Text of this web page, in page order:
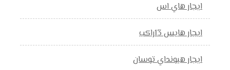
ايجار هاي اس
ايجار هايس 13راكب
ايجار هيونداي توسان